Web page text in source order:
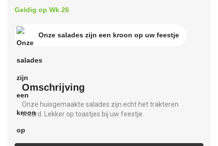
Geldig op Wk 26
Onze salades zijn een kroon op uw feestje
Omschrijving
Onze huisgemaakte salades zijn echt het trakteren
waard. Lekker op toastjes bij uw feestje.